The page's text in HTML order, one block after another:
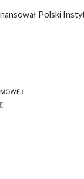
Polski